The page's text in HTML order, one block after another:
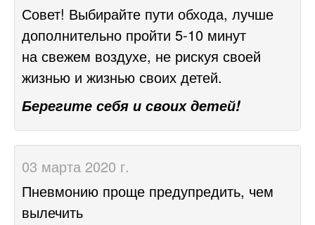
Совет! Выбирайте пути обхода, лучше
дополнительно пройти 5-10 минут
на свежем воздухе, не рискуя своей
жизнью и жизнью своих детей.
Берегите себя и своих детей!
03 марта 2020 г.
Пневмонию проще предупредить, чем
вылечить